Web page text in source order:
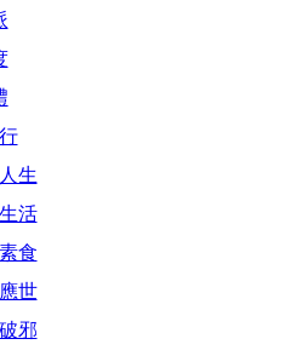
生
活
食
世
邪